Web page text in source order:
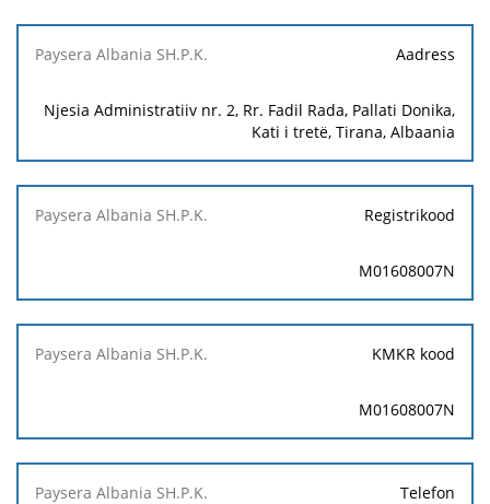
Paysera
Aadress
Njesia Administratiiv nr. 2, Rr. Fadil Rada, Pallati Donika,
Kati i tretë, Tirana, Albaania
Registrikood
M01608007N
KMKR kood
M01608007N
Telefon